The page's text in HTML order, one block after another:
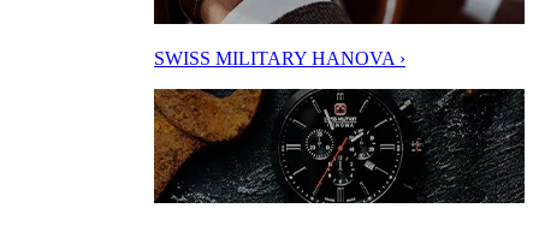
SWISS MILITARY HANOVA ›